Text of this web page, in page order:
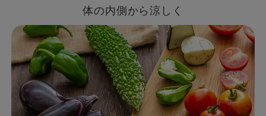
体の内側から涼しく